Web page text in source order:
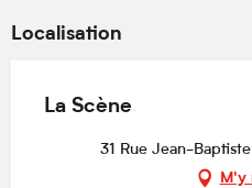
Localisation
La Scène
31 Rue Jean-
M'y